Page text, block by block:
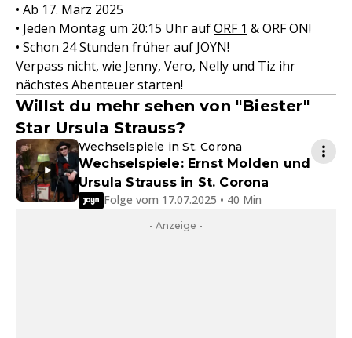
• Ab 17. März 2025
• Jeden Montag um 20:15 Uhr aufORF 1 & ORF ON!
• Schon 24 Stunden früher auf JOYN!
Verpass nicht, wie Jenny, Vero, Nelly und Tiz ihr
nächstes Abenteuer starten!
Willst du mehr sehen von "Biester"
Star Ursula Strauss?
Wechselspiele in St. Corona
Wechselspiele: Ernst Molden und
Ursula Strauss in St. Corona
Folge vom 17.07.2025 • 40 Min
- Anzeige -